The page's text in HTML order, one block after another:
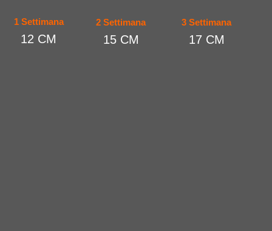
1 Settimana
12 CM
2 Settimana
15 CM
3 Settimana
17 CM